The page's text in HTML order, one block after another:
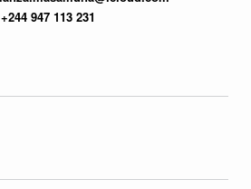
+244 947 113 231